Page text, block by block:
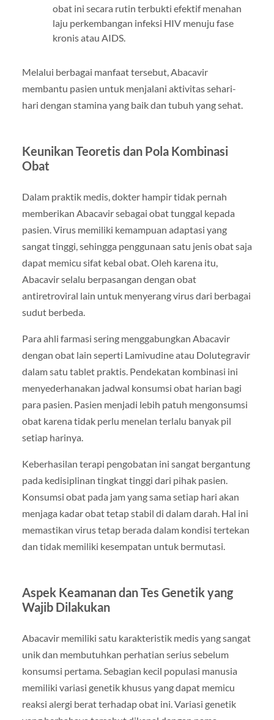
obat ini secara rutin terbukti efektif menahan
laju perkembangan infeksi HIV menuju fase
kronis atau AIDS.
Melalui berbagai manfaat tersebut, Abacavir
membantu pasien untuk menjalani aktivitas sehari-
hari dengan stamina yang baik dan tubuh yang sehat.
Keunikan Teoretis dan Pola Kombinasi
Obat
Dalam praktik medis, dokter hampir tidak pernah
memberikan Abacavir sebagai obat tunggal kepada
pasien. Virus memiliki kemampuan adaptasi yang
sangat tinggi, sehingga penggunaan satu jenis obat saja
dapat memicu sifat kebal obat. Oleh karena itu,
Abacavir selalu berpasangan dengan obat
antiretroviral lain untuk menyerang virus dari berbagai
sudut berbeda.
Para ahli farmasi sering menggabungkan Abacavir
dengan obat lain seperti Lamivudine atau Dolutegravir
dalam satu tablet praktis. Pendekatan kombinasi ini
menyederhanakan jadwal konsumsi obat harian bagi
para pasien. Pasien menjadi lebih patuh mengonsumsi
obat karena tidak perlu menelan terlalu banyak pil
setiap harinya.
Keberhasilan terapi pengobatan ini sangat bergantung
pada kedisiplinan tingkat tinggi dari pihak pasien.
Konsumsi obat pada jam yang sama setiap hari akan
menjaga kadar obat tetap stabil di dalam darah. Hal ini
memastikan virus tetap berada dalam kondisi tertekan
dan tidak memiliki kesempatan untuk bermutasi.
Aspek Keamanan dan Tes Genetik yang
Wajib Dilakukan
Abacavir memiliki satu karakteristik medis yang sangat
unik dan membutuhkan perhatian serius sebelum
konsumsi pertama. Sebagian kecil populasi manusia
memiliki variasi genetik khusus yang dapat memicu
reaksi alergi berat terhadap obat ini. Variasi genetik